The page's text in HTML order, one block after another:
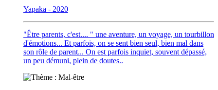
Yapaka - 2020
"Être parents, c'est.... " une aventure, un voyage, un tourbillon
d'émotions... Et parfois, on se sent bien seul, bien mal dans
son rôle de parent... On est parfois inquiet, souvent dépassé,
un peu démuni, plein de doutes..